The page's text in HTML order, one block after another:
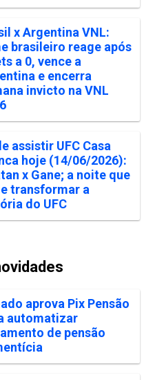
x Argentina VNL:
brasileiro reage após
a 0, vence a
e encerra
invicto na VNL
assistir UFC Casa
hoje (14/06/2026):
x Gane; a noite que
transformar a
do UFC
aprova Pix Pensão
automatizar
de pensão